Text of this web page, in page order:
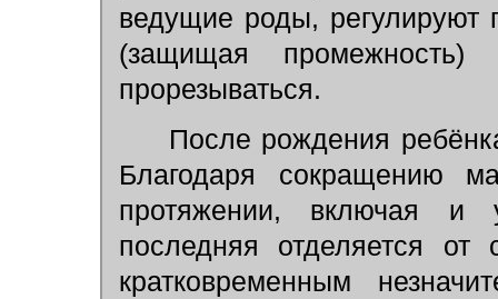
ведущие роды, регулируют
(защищая
прорезываться.
После рождения
Благодаря сокращению
протяжении, включая и
последняя отделяется от
кратковременным